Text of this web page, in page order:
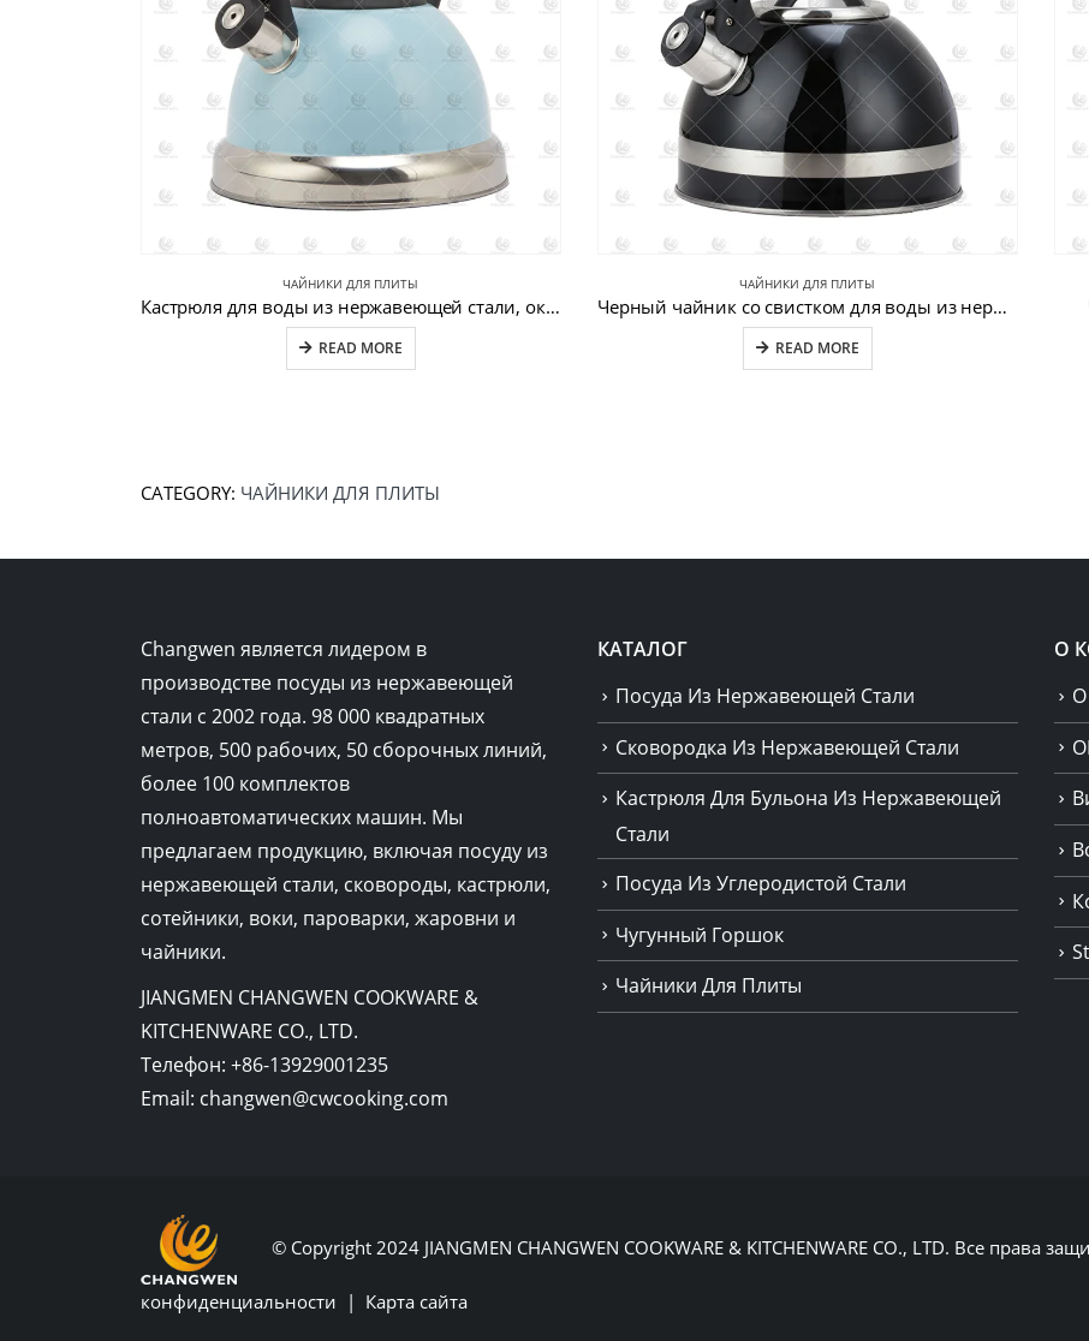
ЧАЙНИКИ ДЛЯ ПЛИТЫ
Кастрюля для воды из нержавеющей стали, окрашенная в синий цвет CW-T027-C
READ MORE
ЧАЙНИКИ ДЛЯ ПЛИТЫ
Черный чайник со свистком для воды из нержавеющей стали CW-T054
READ MORE
CATEGORY: ЧАЙНИКИ ДЛЯ ПЛИТЫ
Changwen является лидером в
производстве посуды из нержавеющей
стали с 2002 года. 98 000 квадратных
метров, 500 рабочих, 50 сборочных линий,
более 100 комплектов
полноавтоматических машин. Мы
предлагаем продукцию, включая посуду из
нержавеющей стали, сковороды, кастрюли,
сотейники, воки, пароварки, жаровни и
чайники.
JIANGMEN CHANGWEN COOKWARE &
KITCHENWARE CO., LTD.
Телефон: +86-13929001235
Email: changwen@cwcooking.com
КАТАЛОГ
Посуда Из Нержавеющей Стали
Сковородка Из Нержавеющей Стали
Кастрюля Для Бульона Из Нержавеющей
Стали
Посуда Из Углеродистой Стали
Чугунный Горшок
Чайники Для Плиты
О
© Copyright 2024 JIANGMEN CHANGWEN COOKWARE & KITCHENWARE CO., LTD. Все права
конфиденциальности | Карта сайта